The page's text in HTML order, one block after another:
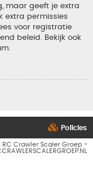
maar geeft je extra
extra permissies
voor registratie
beleid. Bekijk ook
Policies
RC Crawler Scaler Groep -